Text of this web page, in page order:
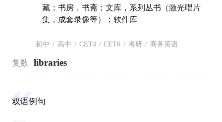
藏；书房，书斋；文库，系列丛书（激光唱片
集，成套录像等）；软件库
初中 / 高中 / CET4 / CET6 / 考研 / 商务英语
复数 libraries
双语例句